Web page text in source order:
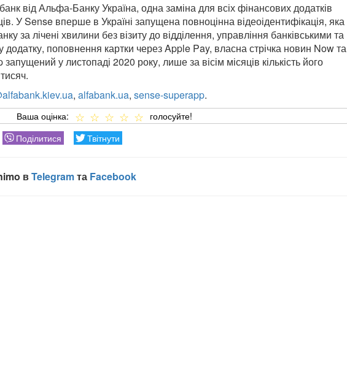
від Альфа-Банку Україна, одна заміна для всіх фінансових додатків
У Sense вперше в Україні запущена повноцінна відеоідентифікація, яка
за лічені хвилини без візиту до відділення, управління банківськими та
поповнення картки через Apple Pay, власна стрічка новин Now та
у листопаді 2020 року, лише за вісім місяців кількість його
, alfabank.ua, sense-superapp.